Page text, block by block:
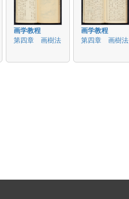
画学教程
第四章 画樹法
画学教程
第四章 画樹法